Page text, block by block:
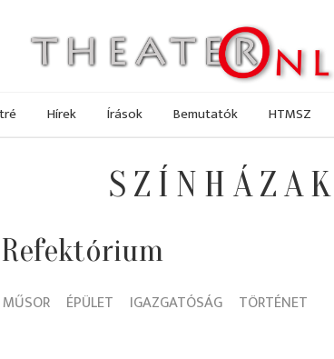
Hírek Írások Bemutatók HTMSZ
SZÍNHÁZAK
MŰSOR ÉPÜLET IGAZGATÓSÁG TÖRTÉNET